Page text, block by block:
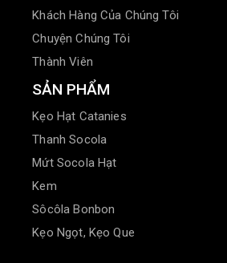
Khách Hàng Của Chúng Tôi
Chuyện Chúng Tôi
Thành Viên
SẢN PHẨM
Kẹo Hạt Catanies
Thanh Socola
Mứt Socola Hạt
Kem
Sôcôla Bonbon
Kẹo Ngọt, Kẹo Que